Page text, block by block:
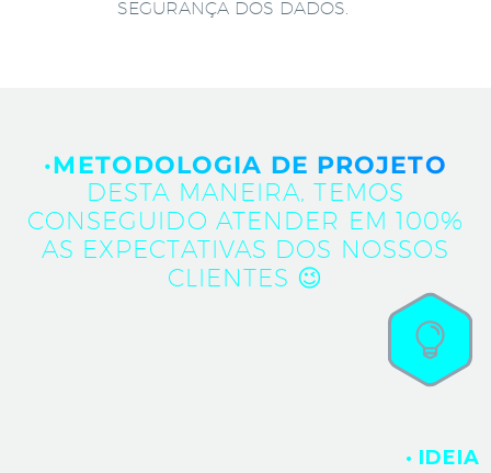
SEGURANÇA DOS DADOS.
·METODOLOGIA DE PROJETO
DESTA MANEIRA, TEMOS
CONSEGUIDO ATENDER EM 100%
AS EXPECTATIVAS DOS NOSSOS
CLIENTES 😉
· IDEIA